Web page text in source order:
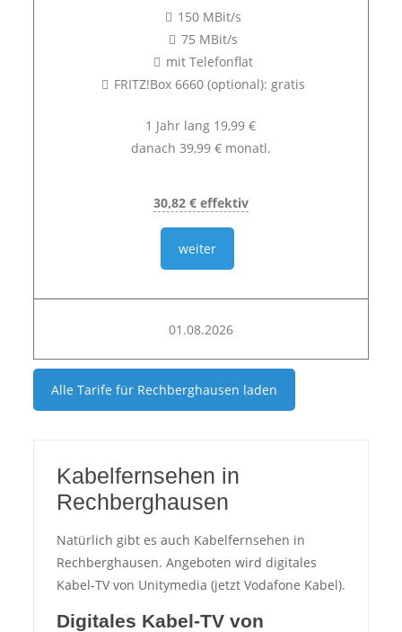
150 MBit/s
75 MBit/s
mit Telefonflat
FRITZ!Box 6660 (optional): gratis
1 Jahr lang 19,99 €
danach 39,99 € monatl.
30,82 € effektiv
weiter
01.08.2026
Alle Tarife für Rechberghausen laden
Kabelfernsehen in
Rechberghausen
Natürlich gibt es auch Kabelfernsehen in
Rechberghausen. Angeboten wird digitales
Kabel-TV von Unitymedia (jetzt Vodafone Kabel).
Digitales Kabel-TV von